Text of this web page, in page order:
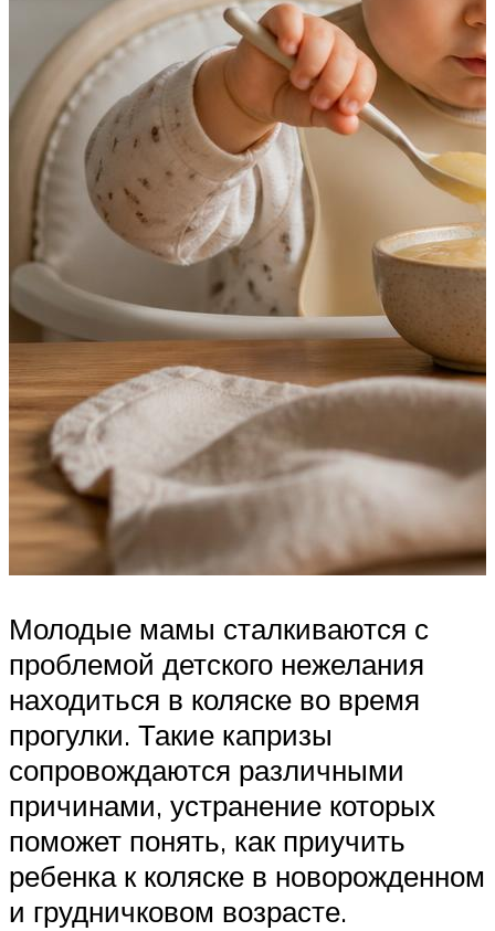
Молодые мамы сталкиваются с
проблемой детского нежелания
находиться в коляске во время
прогулки. Такие капризы
сопровождаются различными
причинами, устранение которых
поможет понять, как приучить
ребенка к коляске в новорожденном
и грудничковом возрасте.